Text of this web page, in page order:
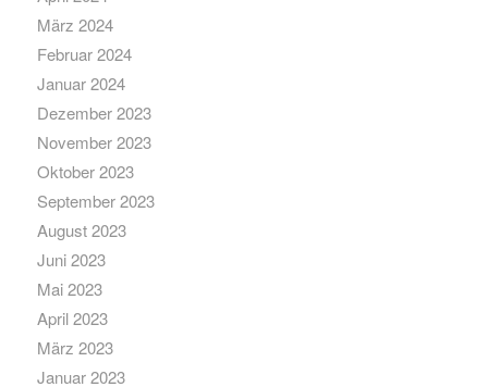
März 2024
Februar 2024
Januar 2024
Dezember 2023
November 2023
Oktober 2023
September 2023
August 2023
Juni 2023
Mai 2023
April 2023
März 2023
Januar 2023